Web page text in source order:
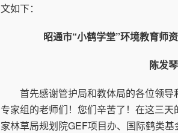
文如下：
昭通市“小鹤学堂”环境教育师
陈发琴
首先感谢管护局和教体局的各位领导
专家组的老师们！您们辛苦了！在这三
家林草局规划院GEF项目办、国际鹤类